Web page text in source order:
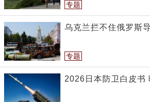
专题
乌克兰拦不住俄罗斯
专题
2026日本防卫白皮书